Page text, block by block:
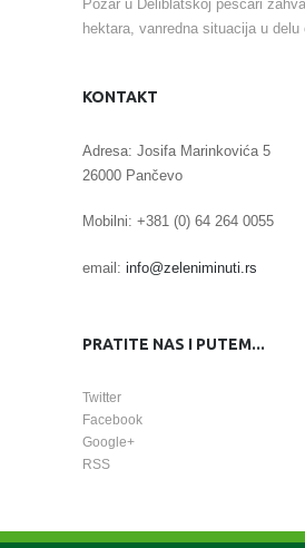
Požar u Deliblatskoj peščari
hektara, vanredna situacija u
KONTAKT
Adresa: Josifa Marinkovića 5
26000 Pančevo
Mobilni: +381 (0) 64 264 0055
email: info@zeleniminuti.rs
PRATITE NAS I PUTEM...
Twitter
Facebook
Google+
RSS